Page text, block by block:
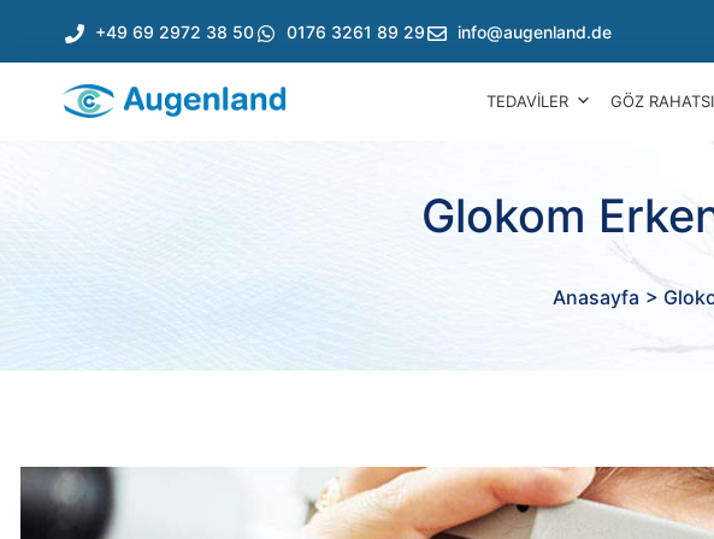
+49 69 2972 38 50 0176 3261 89 29 info@augenland.de
TEDAVILER GÖZ
Glokom
Anasayfa >